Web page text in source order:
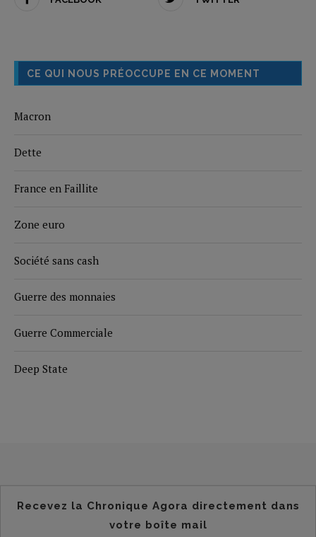
CE QUI NOUS PRÉOCCUPE EN CE MOMENT
Macron
Dette
France en Faillite
Zone euro
Société sans cash
Guerre des monnaies
Guerre Commerciale
Deep State
Recevez la Chronique Agora directement dans
votre boîte mail